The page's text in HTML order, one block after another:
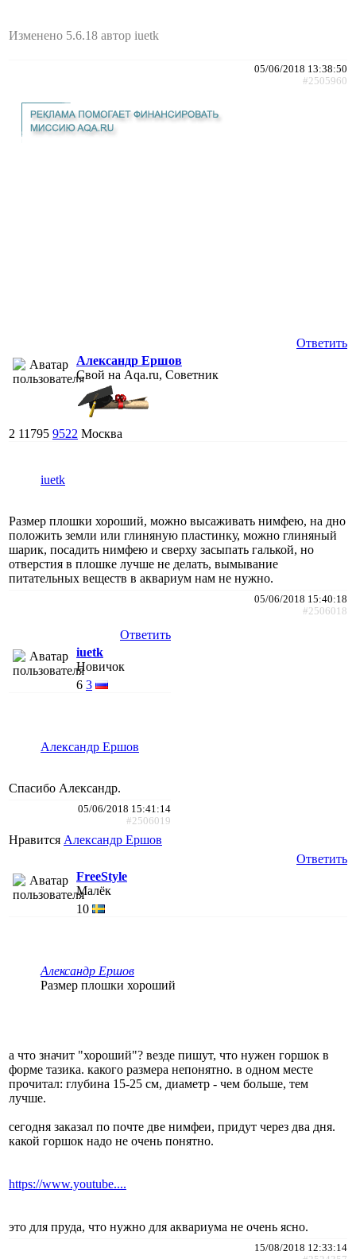
Изменено 5.6.18 автор iuetk
05/06/2018 13:38:50
#2505960
Ответить
Александр Ершов
Свой на Aqa.ru, Советник
2 11795 9522 Москва
iuetk
Размер плошки хороший, можно высаживать нимфею, на дно
положить земли или глиняную пластинку, можно глиняный
шарик, посадить нимфею и сверху засыпать галькой, но
отверстия в плошке лучше не делать, вымывание
питательных веществ в аквариум нам не нужно.
05/06/2018 15:40:18
#2506018
Ответить
iuetk
Новичок
6 3
Александр Ершов
Спасибо Александр.
05/06/2018 15:41:14
#2506019
Нравится Александр Ершов
Ответить
FreeStyle
Малёк
10
Александр Ершов
Размер плошки хороший
а что значит "хороший"? везде пишут, что нужен горшок в
форме тазика. какого размера непонятно. в одном месте
прочитал: глубина 15-25 см, диаметр - чем больше, тем
лучше.
сегодня заказал по почте две нимфеи, придут через два дня.
какой горшок надо не очень понятно.
https://www.youtube....
это для пруда, что нужно для аквариума не очень ясно.
15/08/2018 12:33:14